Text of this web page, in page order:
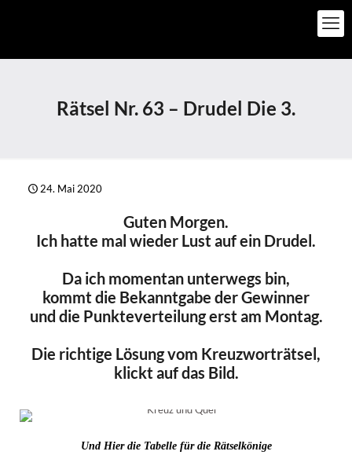
Rätsel Nr. 63 – Drudel Die 3.
24. Mai 2020
Guten Morgen.
Ich hatte mal wieder Lust auf ein Drudel.
Da ich momentan unterwegs bin,
kommt die Bekanntgabe der Gewinner
und die Punkteverteilung erst am Montag.
Die richtige Lösung vom Kreuzworträtsel,
klickt auf das Bild.
Und Hier die Tabelle für die Rätselkönige